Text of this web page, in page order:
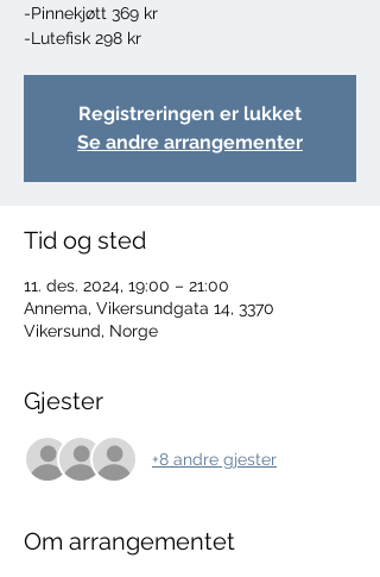
-Pinnekjøtt 369 kr
-Lutefisk 298 kr
Registreringen er lukket
Se andre arrangementer
Tid og sted
11. des. 2024, 19:00 – 21:00
Annema, Vikersundgata 14, 3370
Vikersund, Norge
Gjester
+8 andre gjester
Om arrangementet